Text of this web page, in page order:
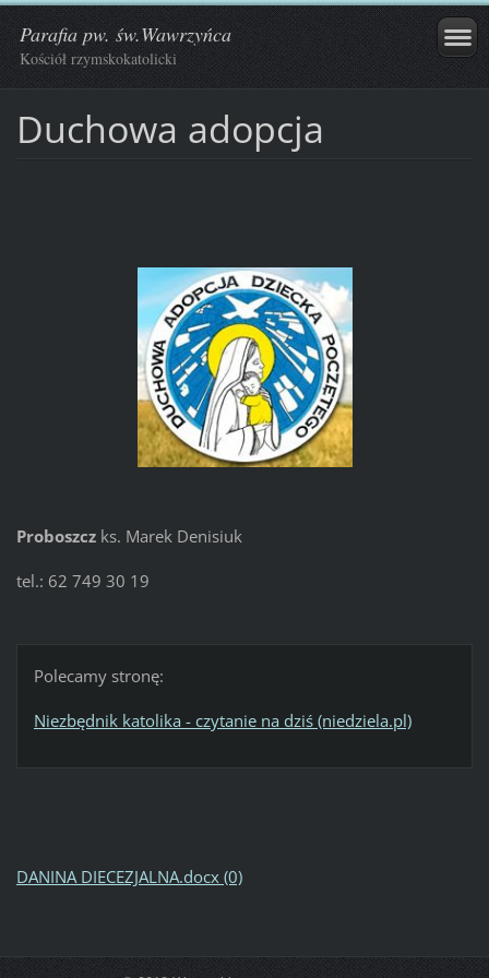
Parafia pw. św.Wawrzyńca
Kościół rzymskokatolicki
Duchowa adopcja
Proboszcz ks. Marek Denisiuk
tel.: 62 749 30 19
Polecamy stronę:
Niezbędnik katolika - czytanie na dziś (niedziela.pl)
DANINA DIECEZJALNA.docx (0)